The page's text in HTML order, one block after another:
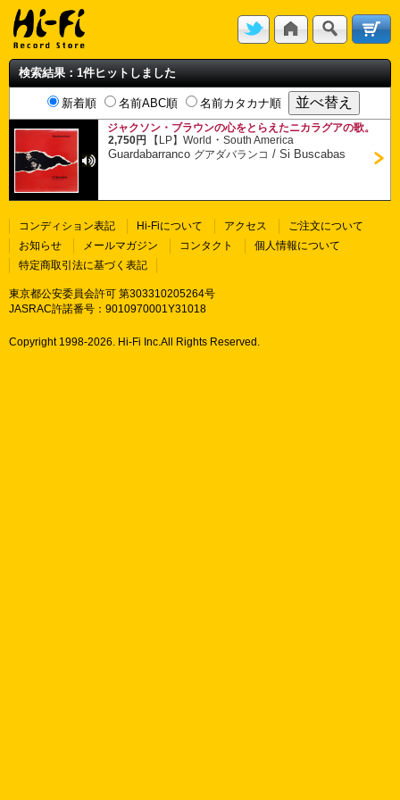
検索結果：1件ヒットしました
新着順 名前ABC順 名前カタカナ順
ジャクソン・ブラウンの心をとらえたニカラグアの歌。
2,750円
【LP】World ・South America
Guardabarranco グアダバランコ /Si Buscabas
コンディション表記 Hi-Fiについて アクセス
ご注文について
お知らせ
メールマガジン コンタクト
個人情報について
特定商取引法に基づく表記
東京都公安委員会許可 第303310205264号
JASRAC許諾番号：9010970001Y31018
Copyright 1998-2026. Hi-Fi Inc.All Rights Reserved.